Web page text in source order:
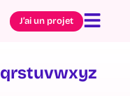
J’ai un projet
qrstuvwxyz